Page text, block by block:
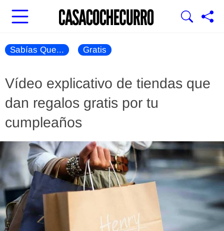
Sabías Que... Gratis
Vídeo explicativo de tiendas que
dan regalos gratis por tu
cumpleaños